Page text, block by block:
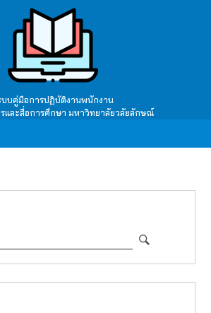
บบคู่มือการปฏิบัติงานพนักงาน
และสื่อการศึกษา มหาวิทยาลัยวลัยลักษณ์